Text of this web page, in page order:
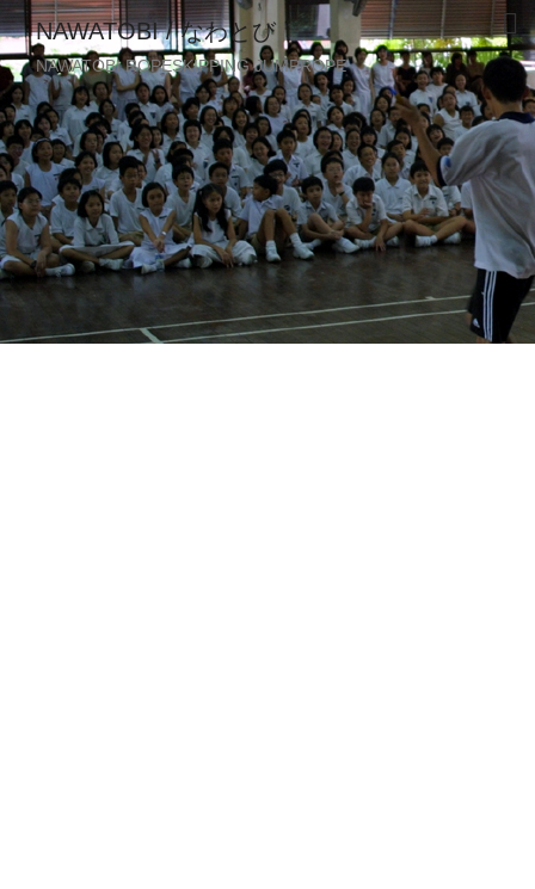
NAWATOBI / なわとび
NAWATOBI ROPESKIPPING JUMPROPE